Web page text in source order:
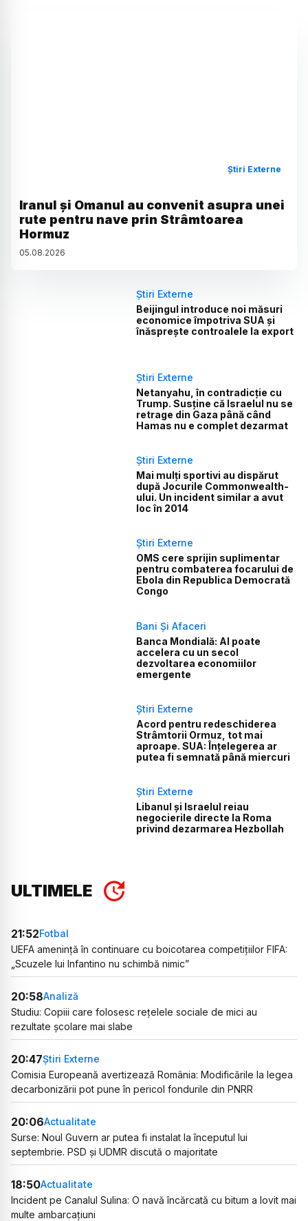
Știri Externe
Iranul și Omanul au convenit asupra unei
rute pentru nave prin Strâmtoarea
Hormuz
05.08.2026
Știri Externe
Beijingul introduce noi măsuri
economice împotriva SUA și
înăsprește controalele la export
Știri Externe
Netanyahu, în contradicție cu
Trump. Susține că Israelul nu se
retrage din Gaza până când
Hamas nu e complet dezarmat
Știri Externe
Mai mulți sportivi au dispărut
după Jocurile Commonwealth-
ului. Un incident similar a avut
loc în 2014
Știri Externe
OMS cere sprijin suplimentar
pentru combaterea focarului de
Ebola din Republica Democrată
Congo
Bani Și Afaceri
Banca Mondială: AI poate
accelera cu un secol
dezvoltarea economiilor
emergente
Știri Externe
Acord pentru redeschiderea
Strâmtorii Ormuz, tot mai
aproape. SUA: Înțelegerea ar
putea fi semnată până miercuri
Știri Externe
Libanul și Israelul reiau
negocierile directe la Roma
privind dezarmarea Hezbollah
ULTIMELE
21:52Fotbal
UEFA amenință în continuare cu boicotarea competițiilor FIFA:
„Scuzele lui Infantino nu schimbă nimic”
20:58Analiză
Studiu: Copiii care folosesc rețelele sociale de mici au
rezultate școlare mai slabe
20:47Știri Externe
Comisia Europeană avertizează România: Modificările la legea
decarbonizării pot pune în pericol fondurile din PNRR
20:06Actualitate
Surse: Noul Guvern ar putea fi instalat la începutul lui
septembrie. PSD și UDMR discută o majoritate
18:50Actualitate
Incident pe Canalul Sulina: O navă încărcată cu bitum a lovit mai
multe ambarcațiuni